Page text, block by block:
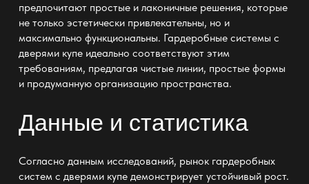
предпочитают простые и лаконичные решения, которые
не только эстетически привлекательны, но и
максимально функциональны. Гардеробные системы с
дверями купе идеально соответствуют этим
требованиям, предлагая чистые линии, простые формы
и продуманную организацию пространства.
Данные и статистика
Согласно данным исследований, рынок гардеробных
систем с дверями купе демонстрирует устойчивый рост.